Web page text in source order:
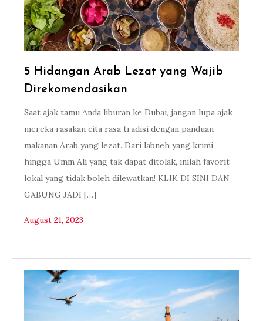
5 Hidangan Arab Lezat yang Wajib
Direkomendasikan
Saat ajak tamu Anda liburan ke Dubai, jangan lupa ajak
mereka rasakan cita rasa tradisi dengan panduan
makanan Arab yang lezat. Dari labneh yang krimi
hingga Umm Ali yang tak dapat ditolak, inilah favorit
lokal yang tidak boleh dilewatkan! KLIK DI SINI DAN
GABUNG JADI […]
August 21, 2023